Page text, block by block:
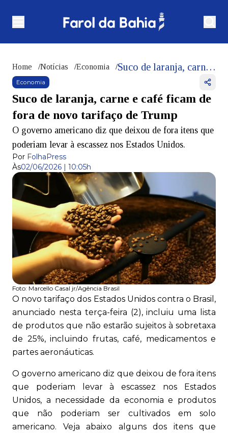
Home /Notícias /Economia / Suco de laranja, carne e café ficam de fora de novo tarifaço de Trump
Economia
Suco de laranja, carne e café ficam de
fora de novo tarifaço de Trump
O governo americano diz que deixou de fora itens que
poderiam levar à escassez nos Estados Unidos.
Por FolhaPress
Às02/06/2026 | 10:05h
Foto: Marcello Casal jr/Agência Brasil
O novo tarifaço dos Estados Unidos contra o Brasil,
anunciado nesta terça-feira (2), incluiu uma lista
de produtos que não estarão sujeitos à sobretaxa
de 25%, incluindo frutas, café, medicamentos e
partes aeronáuticas.
O governo americano diz que deixou de fora itens
que poderiam levar à escassez nos Estados
Unidos, a necessidade da economia e produtos
que não poderiam ser cultivados em solo
americano. Veja abaixo alguns dos itens que